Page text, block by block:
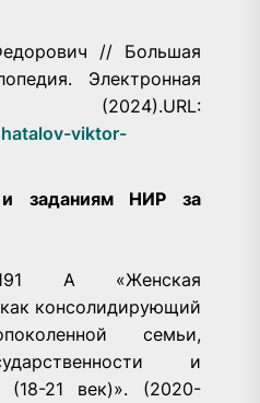
// Большая
Электронная
viktor-
заданиям НИР за
А «Женская
консолидирующий
семьи,
и
(18-21 век)». (2020-